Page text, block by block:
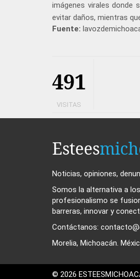
imágenes virales donde
evitar daños, mientras
Fuente:
491
VISITAS
Estees
Noticias, opiniones,
Somos la alternativa a
profesionalismo se
barreras, innovar y
Contáctanos:
Morelia, Michoacán.
© 2026